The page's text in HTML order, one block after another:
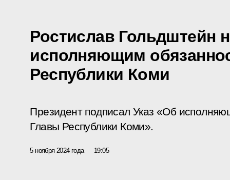
Ростислав Гольдштейн
исполняющим
Республики Коми
Президент подписал Указ «Об
Главы Республики Коми».
5 ноября 2024 года 19:05